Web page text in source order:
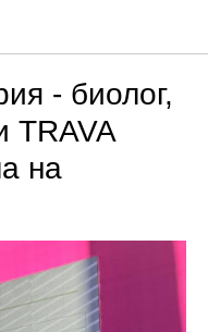
- биолог,
TRAVA
на